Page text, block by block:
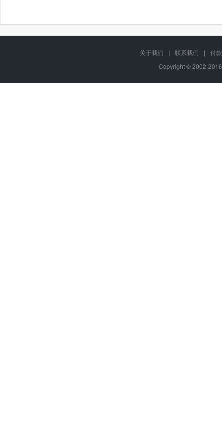
关于我们 | 联系我们 |
付
Copyright © 2002-